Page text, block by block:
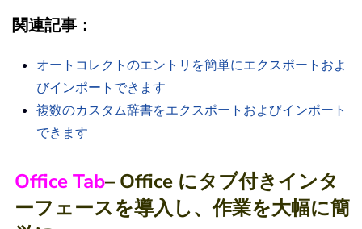
関連記事：
オートコレクトのエントリを簡単にエクスポートおよ
びインポートできます
複数のカスタム辞書をエクスポートおよびインポート
できます
Office Tab– Office にタブ付きインタ
ーフェースを導入し、作業を大幅に簡